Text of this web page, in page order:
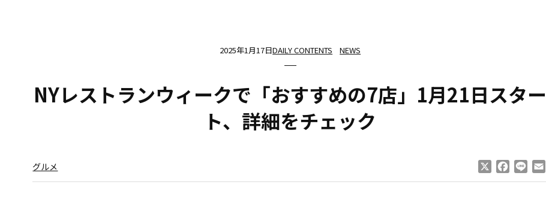
2025年1月17日DAILY CONTENTS NEWS
NYレストランウィークで「おすすめの7店」1月21日スター
ト、詳細をチェック
グルメ Facebook
Line